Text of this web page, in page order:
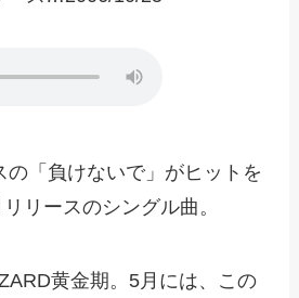
の「負けないで」がヒットを
リースのシングル曲。
黄金期。5月には、この